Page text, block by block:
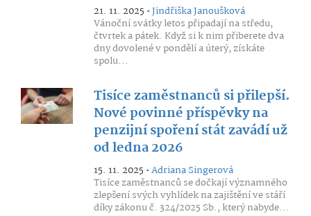
21. 11. 2025 •Jindřiška Janoušková
Vánoční svátky letos připadají na středu,
čtvrtek a pátek. Když si k nim přiberete dva
dny dovolené v pondělí a úterý, získáte
spolu...
Tisíce zaměstnanců si přilepší.
Nové povinné příspěvky na
penzijní spoření stát zavádí už
od ledna 2026
15. 11. 2025 •Adriana Singerová
Tisíce zaměstnanců se dočkají významného
zlepšení svých vyhlídek na zajištění ve stáří
díky zákonu č. 324/2025 Sb., který nabyde...